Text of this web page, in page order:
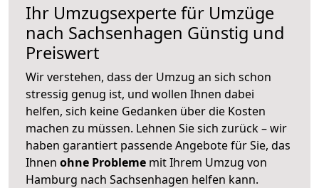
Ihr Umzugsexperte für Umzüge
nach Sachsenhagen Günstig und
Preiswert
Wir verstehen, dass der Umzug an sich schon
stressig genug ist, und wollen Ihnen dabei
helfen, sich keine Gedanken über die Kosten
machen zu müssen. Lehnen Sie sich zurück – wir
haben garantiert passende Angebote für Sie, das
Ihnen ohne Probleme mit Ihrem Umzug von
Hamburg nach Sachsenhagen helfen kann.